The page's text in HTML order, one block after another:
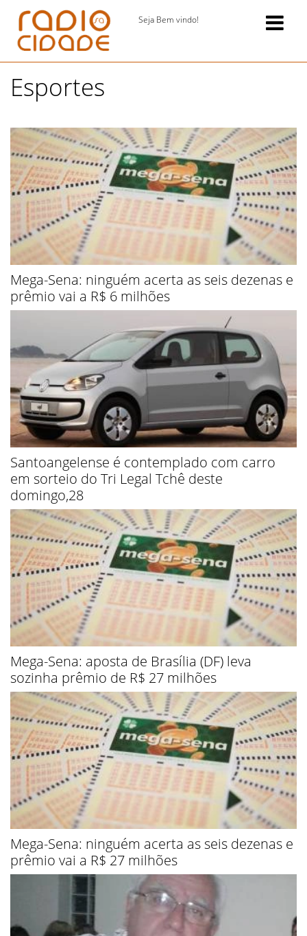
Seja Bem vindo!
Esportes
Mega-Sena: ninguém acerta as seis dezenas e
prêmio vai a R$ 6 milhões
Santoangelense é contemplado com carro
em sorteio do Tri Legal Tchê deste
domingo,28
Mega-Sena: aposta de Brasília (DF) leva
sozinha prêmio de R$ 27 milhões
Mega-Sena: ninguém acerta as seis dezenas e
prêmio vai a R$ 27 milhões